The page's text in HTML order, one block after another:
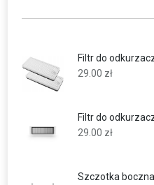
Filtr do
29.00 zł
Filtr do
29.00 zł
Szczotka